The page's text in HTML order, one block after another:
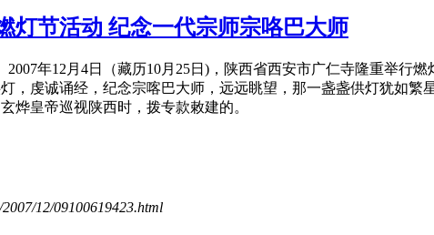
灯节活动 纪念一代宗师宗咯巴大师
年12月4日（藏历10月25日)，陕西省西安市广仁寺隆重举行燃
，虔诚诵经， 纪念宗喀巴大师，远远眺望，那一盏盏供灯犹如
烨皇帝巡视陕西时，拨专款敕建的。
12/09100619423.html